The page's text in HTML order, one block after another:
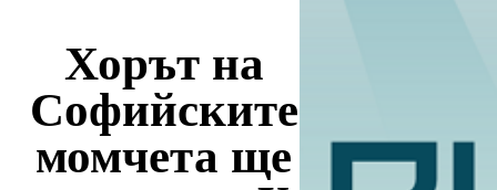
Хорът на
Софийските
момчета ще